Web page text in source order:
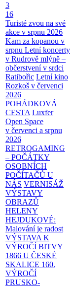
3
16
Turisté zvou na své
akce v srpnu 2026
Kam za kopanou v
srpnu Letní koncerty
v Rudrově mlýně –
občerstvení v srdci
Ratibořic Letní kino
Rozkoš v červenci
2026
POHÁDKOVÁ
CESTA Luxfer
Open Space
v červenci a srpnu
2026
RETROGAMING
– POČÁTKY
OSOBNÍCH
POČÍTAČŮ U
NÁS VERNISÁŽ
VÝSTAVY
OBRAZŮ
HELENY
HEJDUKOVÉ:
Malování je radost
VÝSTAVA K
VÝROČÍ BITVY
1866 U ČESKÉ
SKALICE 160.
VÝROČÍ
PRUSKO-